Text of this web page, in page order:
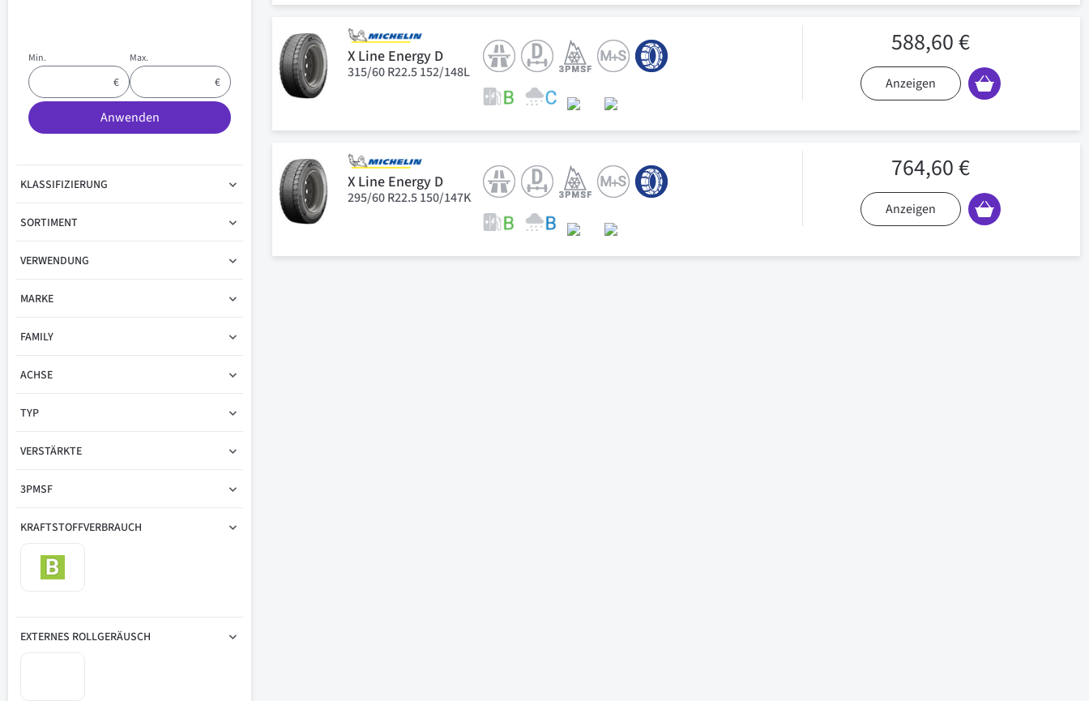
X Line Energy D
315/60 R22.5 152/148L
588,60 €
Anzeigen
X Line Energy D
295/60 R22.5 150/147K
764,60 €
Anzeigen
Min. Max.
Anwenden
KLASSIFIZIERUNG
SORTIMENT
VERWENDUNG
MARKE
FAMILY
ACHSE
TYP
VERSTÄRKTE
3PMSF
KRAFTSTOFFVERBRAUCH
EXTERNES ROLLGERÄUSCH